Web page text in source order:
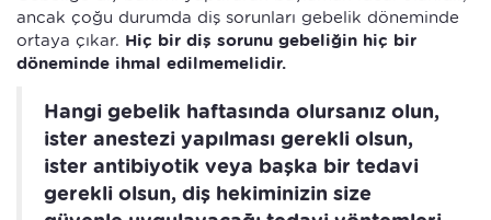
ancak çoğu durumda diş sorunları gebelik döneminde
ortaya çıkar. Hiç bir diş sorunu gebeliğin hiç bir
döneminde ihmal edilmemelidir.
Hangi gebelik haftasında olursanız olun,
ister anestezi yapılması gerekli olsun,
ister antibiyotik veya başka bir tedavi
gerekli olsun, diş hekiminizin size